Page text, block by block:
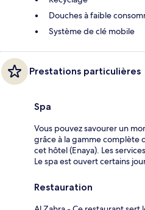
Douches à faible
Système de clé mobile
Prestations particulières
Spa
Vous pouvez savourer un
grâce à la gamme complète
cet hôtel (Enaya). Les
Le spa est ouvert certains
Restauration